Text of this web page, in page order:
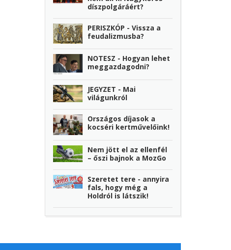
díszpolgáráért?
PERISZKÓP - Vissza a
feudalizmusba?
NOTESZ - Hogyan lehet
meggazdagodni?
JEGYZET - Mai
világunkról
Országos díjasok a
kocséri kertművelőink!
Nem jött el az ellenfél
– őszi bajnok a MozGo
Szeretet tere - annyira
fals, hogy még a
Holdról is látszik!